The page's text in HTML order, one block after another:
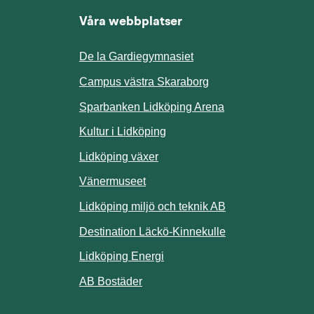
annan webbplats.
annan webbplats.
annan webbplats.
Våra webbplatser
De la Gardiegymnasiet
Campus västra Skaraborg
Sparbanken Lidköping Arena
Kultur i Lidköping
Lidköping växer
Vänermuseet
Lidköping miljö och teknik AB
Destination Läckö-KinnekulleLänk till annan
Lidköping EnergiLänk till annan webbplats.
AB BostäderLänk till annan webbplats.